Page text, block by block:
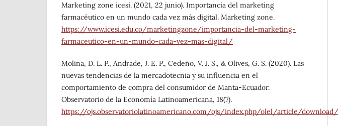
Marketing zone icesi. (2021, 22 junio). Importancia del marketing
farmacéutico en un mundo cada vez más digital. Marketing zone.
https://www.icesi.edu.co/marketingzone/importancia-del-marketing-
farmaceutico-en-un-mundo-cada-vez-mas-digital/
Molina, D. L. P., Andrade, J. E. P., Cedeño, V. J. S., & Olives, G. S. (2020). Las
nuevas tendencias de la mercadotecnia y su influencia en el
comportamiento de compra del consumidor de Manta-Ecuador.
Observatorio de la Economía Latinoamericana, 18(7).
https://ojs.observatoriolatinoamericano.com/ojs/index.php/olel/article/